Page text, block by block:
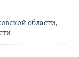
области,